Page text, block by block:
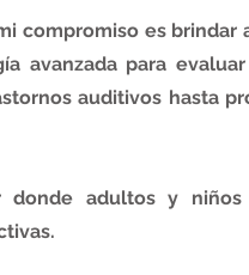
compromiso es brindar
avanzada para
auditivos hasta
donde adultos y niños